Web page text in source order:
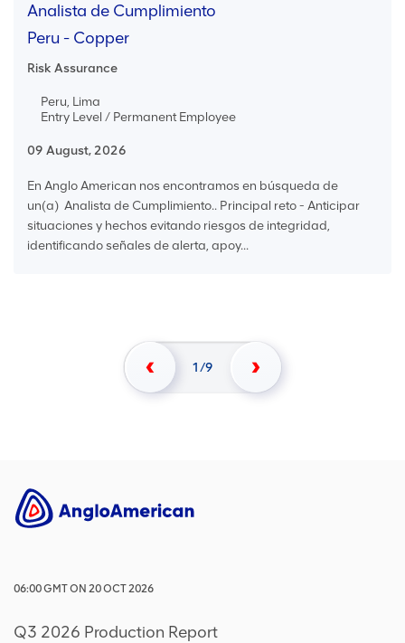
Analista de Cumplimiento
Peru - Copper
Risk Assurance
Peru, Lima
Entry Level / Permanent Employee
09 August, 2026
En Anglo American nos encontramos en búsqueda de
un(a) Analista de Cumplimiento.. Principal reto - Anticipar
situaciones y hechos evitando riesgos de integridad,
identificando señales de alerta, apoy...
1 9
06:00GMTON 20 OCT 2026
Q3 2026 Production Report